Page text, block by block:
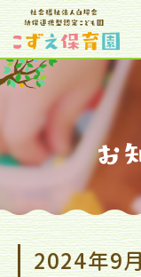
2024年9